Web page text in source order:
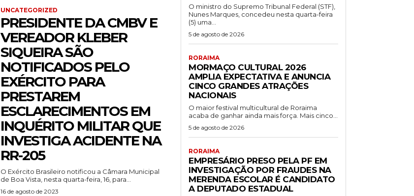
UNCATEGORIZED
PRESIDENTE DA CMBV E
VEREADOR KLEBER
SIQUEIRA SÃO
NOTIFICADOS PELO
EXÉRCITO PARA
PRESTAREM
ESCLARECIMENTOS EM
INQUÉRITO MILITAR QUE
INVESTIGA ACIDENTE NA
RR-205
O Exército Brasileiro notificou a Câmara Municipal
de Boa Vista, nesta quarta-feira, 16, para...
16 de agosto de 2023
O ministro do Supremo Tribunal Federal (STF),
Nunes Marques, concedeu nesta quarta-feira
(5) uma...
5 de agosto de 2026
RORAIMA
MORMAÇO CULTURAL 2026
AMPLIA EXPECTATIVA E ANUNCIA
CINCO GRANDES ATRAÇÕES
NACIONAIS
O maior festival multicultural de Roraima
acaba de ganhar ainda mais força. Mais cinco...
5 de agosto de 2026
RORAIMA
EMPRESÁRIO PRESO PELA PF EM
INVESTIGAÇÃO POR FRAUDES NA
MERENDA ESCOLAR É CANDIDATO
A DEPUTADO ESTADUAL